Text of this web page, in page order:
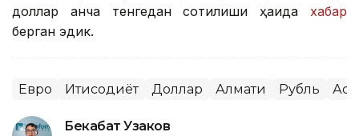
доллар қанча тенгедан сотилиши ҳақида хабар
берган эдик.
Евро Иқтисодиёт Доллар Алмати Рубль
Бекабат Узаков